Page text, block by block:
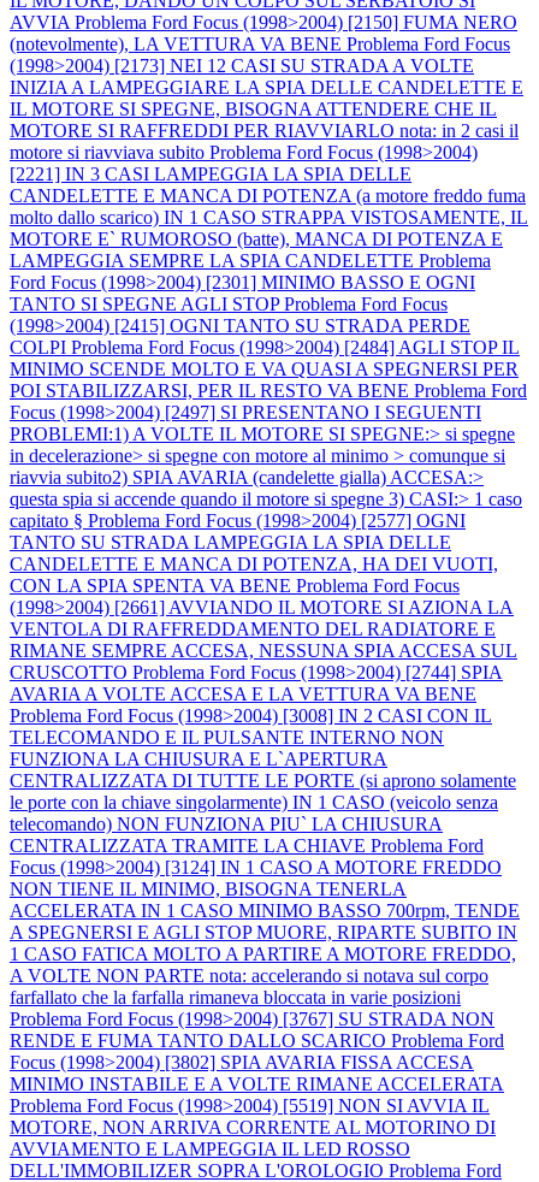
AVVIA Problema Ford Focus (1998>2004) [2150] FUMA NERO
(notevolmente), LA VETTURA VA BENE Problema Ford Focus
(1998>2004) [2173] NEI 12 CASI SU STRADA A VOLTE
INIZIA A LAMPEGGIARE LA SPIA DELLE CANDELETTE E
IL MOTORE SI SPEGNE, BISOGNA ATTENDERE CHE IL
MOTORE SI RAFFREDDI PER RIAVVIARLO nota: in 2 casi il
motore si riavviava subito Problema Ford Focus (1998>2004)
[2221] IN 3 CASI LAMPEGGIA LA SPIA DELLE
CANDELETTE E MANCA DI POTENZA (a motore freddo fuma
molto dallo scarico) IN 1 CASO STRAPPA VISTOSAMENTE, IL
MOTORE E` RUMOROSO (batte), MANCA DI POTENZA E
LAMPEGGIA SEMPRE LA SPIA CANDELETTE Problema
Ford Focus (1998>2004) [2301] MINIMO BASSO E OGNI
TANTO SI SPEGNE AGLI STOPProblema Ford Focus
(1998>2004) [2415] OGNI TANTO SU STRADA PERDE
COLPI Problema Ford Focus (1998>2004) [2484] AGLI STOP IL
MINIMO SCENDE MOLTO E VA QUASI A SPEGNERSI PER
POI STABILIZZARSI, PER IL RESTO VA BENE Problema Ford
Focus (1998>2004) [2497] SI PRESENTANO I SEGUENTI
PROBLEMI:1) A VOLTE IL MOTORE SI SPEGNE:> si spegne
in decelerazione> si spegne con motore al minimo > comunque si
riavvia subito2) SPIA AVARIA (candelette gialla) ACCESA:>
questa spia si accende quando il motore si spegne 3) CASI:> 1 caso
capitato § Problema Ford Focus (1998>2004) [2577] OGNI
TANTO SU STRADA LAMPEGGIA LA SPIA DELLE
CANDELETTE E MANCA DI POTENZA, HA DEI VUOTI,
CON LA SPIA SPENTA VA BENE Problema Ford Focus
(1998>2004) [2661] AVVIANDO IL MOTORE SI AZIONA LA
VENTOLA DI RAFFREDDAMENTO DEL RADIATORE E
RIMANE SEMPRE ACCESA, NESSUNA SPIA ACCESA SUL
CRUSCOTTO Problema Ford Focus (1998>2004) [2744] SPIA
AVARIA A VOLTE ACCESA E LA VETTURA VA BENE
Problema Ford Focus (1998>2004) [3008] IN 2 CASI CON IL
TELECOMANDO E IL PULSANTE INTERNO NON
FUNZIONA LA CHIUSURA E L`APERTURA
CENTRALIZZATA DI TUTTE LE PORTE (si aprono solamente
le porte con la chiave singolarmente) IN 1 CASO (veicolo senza
telecomando) NON FUNZIONA PIU` LA CHIUSURA
CENTRALIZZATA TRAMITE LA CHIAVE Problema Ford
Focus (1998>2004) [3124] IN 1 CASO A MOTORE FREDDO
NON TIENE IL MINIMO, BISOGNA TENERLA
ACCELERATA IN 1 CASO MINIMO BASSO 700rpm, TENDE
A SPEGNERSI E AGLI STOP MUORE, RIPARTE SUBITO IN
1 CASO FATICA MOLTO A PARTIRE A MOTORE FREDDO,
A VOLTE NON PARTE nota: accelerando si notava sul corpo
farfallato che la farfalla rimaneva bloccata in varie posizioni
Problema Ford Focus (1998>2004) [3767] SU STRADA NON
RENDE E FUMA TANTO DALLO SCARICO Problema Ford
Focus (1998>2004) [3802] SPIA AVARIA FISSA ACCESA
MINIMO INSTABILE E A VOLTE RIMANE ACCELERATA
Problema Ford Focus (1998>2004) [5519] NON SI AVVIA IL
MOTORE, NON ARRIVA CORRENTE AL MOTORINO DI
AVVIAMENTO E LAMPEGGIA IL LED ROSSO
DELL'IMMOBILIZER SOPRA L'OROLOGIO Problema Ford